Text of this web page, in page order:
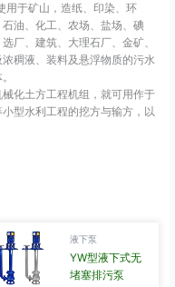
用于矿山，造纸、印染、环
油、化工、农场、盐场、碘
厂、建筑、大理石厂、金矿、
稠液、装料及悬浮物质的污水
化土方工程机组，就可用作于
型水利工程的挖方与输方，以
液下泵
YW型液下式无
堵塞排污泵